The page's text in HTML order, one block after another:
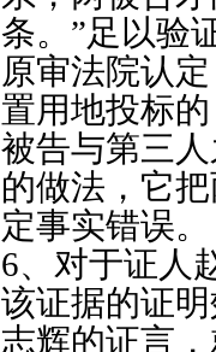
条。”足以验
原审法院认
置用地投标
被告与第三
的做法，它
定事实错误。
6、对于证人
该证据的证
志辉的证言